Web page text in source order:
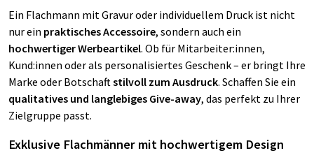
Ein Flachmann mit Gravur oder individuellem Druck ist nicht
nur ein praktisches Accessoire, sondern auch ein
hochwertiger Werbeartikel. Ob für Mitarbeiter:innen,
Kund:innen oder als personalisiertes Geschenk – er bringt Ihre
Marke oder Botschaftstilvoll zum Ausdruck. Schaffen Sie ein
qualitatives und langlebiges Give-away, das perfekt zu Ihrer
Zielgruppe passt.
Exklusive Flachmänner mit hochwertigem Design